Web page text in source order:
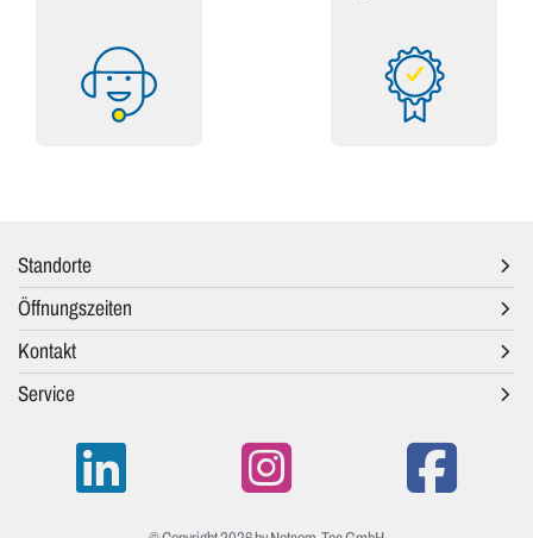
Standorte
Öffnungszeiten
Kontakt
Service